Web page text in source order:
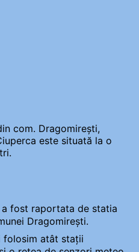
com. Dragomirești,
este situată la o
a fost raportata de statia
Dragomirești.
folosim atât stații